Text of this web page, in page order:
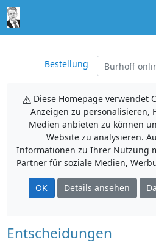
Bestellung
Diese Homepage verwendet
Anzeigen zu personalisieren,
Medien anbieten zu können
Website zu analysieren.
Informationen zu Ihrer Nutzung
Partner für soziale Medien,
OK Details ansehen
Entscheidungen